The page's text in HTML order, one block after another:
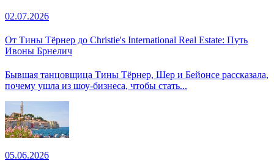
02.07.2026
От Тины Тёрнер до Christie's International Real Estate: Путь
Ивоны Брнелич
Бывшая танцовщица Тины Тёрнер, Шер и Бейонсе рассказала,
почему ушла из шоу-бизнеса, чтобы стать...
05.06.2026